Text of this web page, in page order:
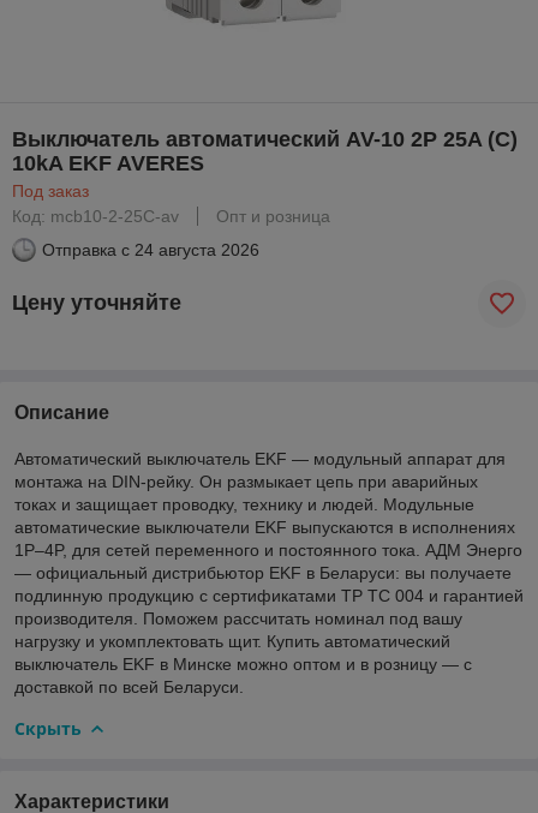
Выключатель автоматический AV-10 2P 25A (C)
10kA EKF AVERES
Под заказ
Код: mcb10-2-25C-av
Опт и розница
Отправка с 24 августа 2026
Цену уточняйте
Описание
Автоматический выключатель EKF — модульный аппарат для
монтажа на DIN-рейку. Он размыкает цепь при аварийных
токах и защищает проводку, технику и людей. Модульные
автоматические выключатели EKF выпускаются в исполнениях
1P–4P, для сетей переменного и постоянного тока. АДМ Энерго
— официальный дистрибьютор EKF в Беларуси: вы получаете
подлинную продукцию с сертификатами ТР ТС 004 и гарантией
производителя. Поможем рассчитать номинал под вашу
нагрузку и укомплектовать щит. Купить автоматический
выключатель EKF в Минске можно оптом и в розницу — с
доставкой по всей Беларуси.
Скрыть
Характеристики